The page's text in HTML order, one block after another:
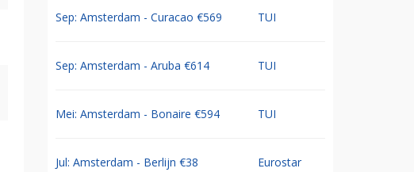
Sep: Amsterdam - Curacao €569 TUI
Sep: Amsterdam - Aruba €614 TUI
Mei: Amsterdam - Bonaire €594 TUI
Jul: Amsterdam - Berlijn €38 Eurostar